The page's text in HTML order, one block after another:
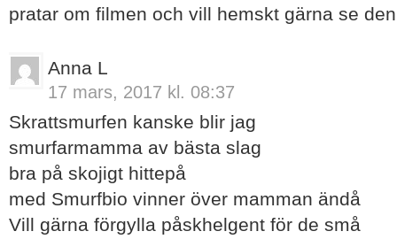
pratar om filmen och vill hemskt gärna se
Anna L
17 mars, 2017 kl. 08:37
Skrattsmurfen kanske blir jag
smurfarmamma av bästa slag
bra på skojigt hittepå
med Smurfbio vinner över mamman ändå
Vill gärna förgylla påskhelgent för de små